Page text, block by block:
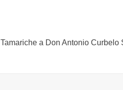
a Don Antonio Curbelo